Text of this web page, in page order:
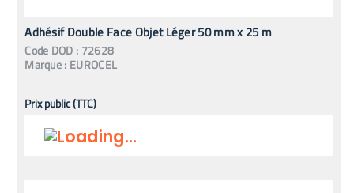
Adhésif Double Face Objet Léger 50 mm x 25 m
Code DOD : 72628
Marque : EUROCEL
Prix public (TTC)